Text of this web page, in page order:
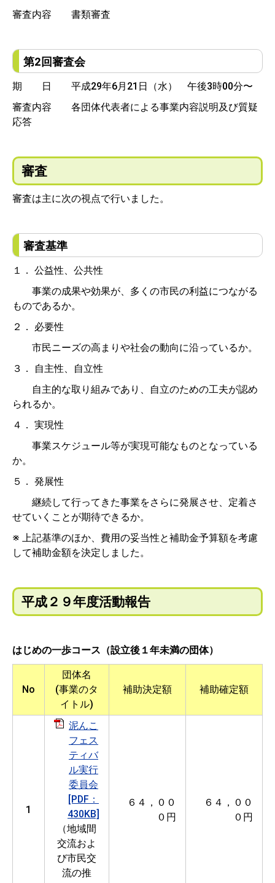
審査内容 書類審査
第2回審査会
期 日 平成29年6月21日（水） 午後3時00分〜
審査内容 各団体代表者による事業内容説明及び質疑
応答
審査
審査は主に次の視点で行いました。
審査基準
１． 公益性、公共性
事業の成果や効果が、多くの市民の利益につながる
ものであるか。
２． 必要性
市民ニーズの高まりや社会の動向に沿っているか。
３． 自主性、自立性
自主的な取り組みであり、自立のための工夫が認め
られるか。
４． 実現性
事業スケジュール等が実現可能なものとなっている
か。
５． 発展性
継続して行ってきた事業をさらに発展させ、定着さ
せていくことが期待できるか。
※ 上記基準のほか、費用の妥当性と補助金予算額を考慮
して補助金額を決定しました。
平成２９年度活動報告
はじめの一歩コース（設立後１年未満の団体）
No
団体名
(事業のタ
イトル)
補助決定額 補助確定額
1
泥んこ
フェス
ティバ
ル実行
委員会
[PDF：
430KB]
（地域間
交流およ
び市民交
流の推
６４，００
０円
６４，００
０円